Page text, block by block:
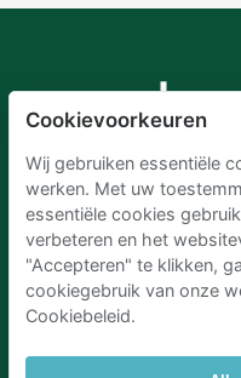
Cookievoorkeuren
Wij gebruiken essentiële
werken. Met uw
essentiële cookies
verbeteren en het
"Accepteren" te klikken,
cookiegebruik van onze
Cookiebeleid.